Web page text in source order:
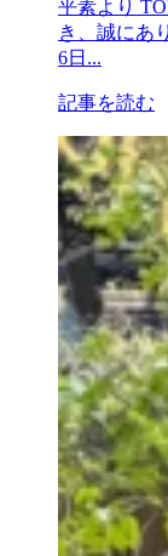
平素より
き、誠にあ
6日...
記事を読む